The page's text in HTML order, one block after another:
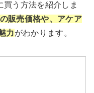
う方法を紹介しま
販売価格や、アケア
力がわかります。